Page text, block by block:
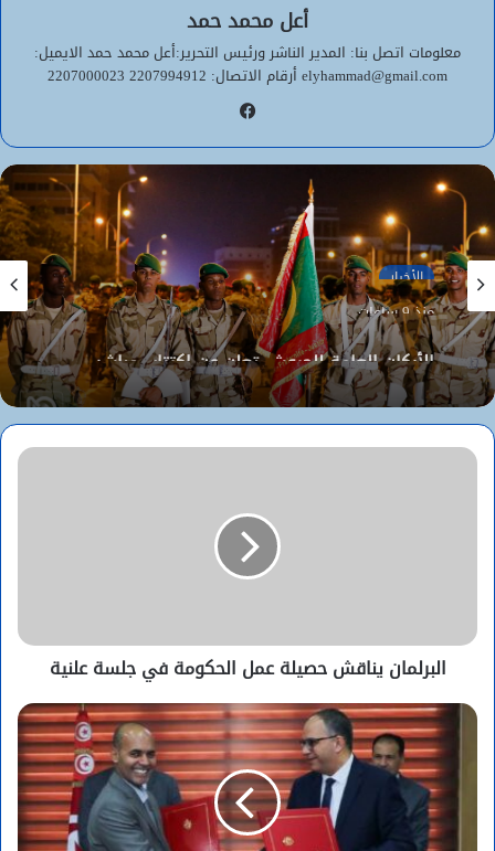
أعل محمد حمد
معلومات اتصل بنا: المدير الناشر ورئيس التحرير:أعل محمد حمد الايميل:
elyhammad@gmail.com أرقام الاتصال: 2207994912 2207000023
الأخبار
منذ 9 ساعات
الأخبار
منذ 9 ساعات
الأركان العامة للجيوش تعلن عن اكتتاب مباشر
لطلبة ضباط عاملين (2026-2027)
البرلمان يناقش حصيلة عمل الحكومة في جلسة علنية